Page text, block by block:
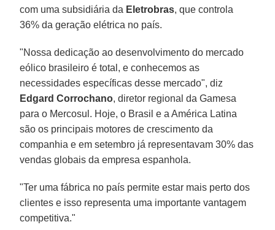
com uma subsidiária da Eletrobras, que controla
36% da geração elétrica no país.
"Nossa dedicação ao desenvolvimento do mercado
eólico brasileiro é total, e conhecemos as
necessidades específicas desse mercado", diz
Edgard Corrochano, diretor regional da Gamesa
para o Mercosul. Hoje, o Brasil e a América Latina
são os principais motores de crescimento da
companhia e em setembro já representavam 30% das
vendas globais da empresa espanhola.
"Ter uma fábrica no país permite estar mais perto dos
clientes e isso representa uma importante vantagem
competitiva."